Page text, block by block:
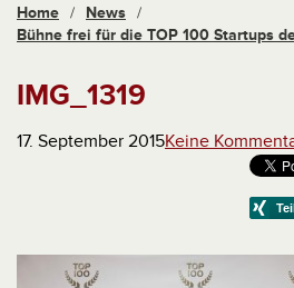
Home / News /
Bühne frei für die TOP 100 Startups
IMG_1319
17. September 2015Keine